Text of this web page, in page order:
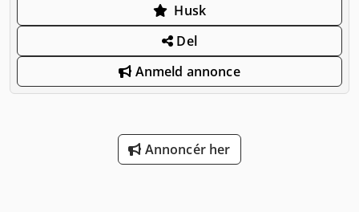
Husk
Del
Anmeld annonce
Annoncér her